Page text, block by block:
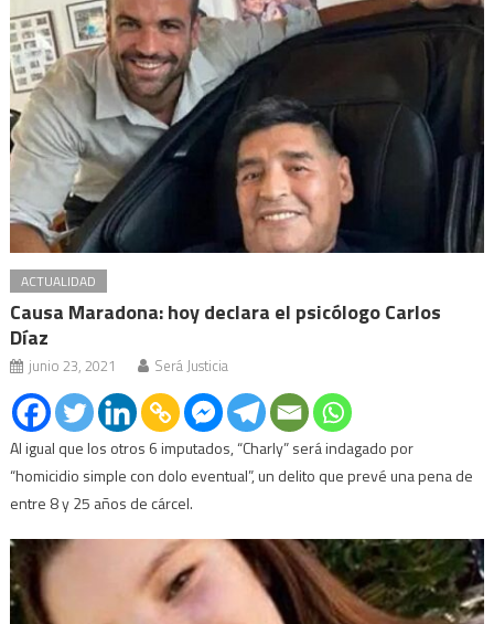
ACTUALIDAD
Causa Maradona: hoy declara el psicólogo Carlos
Díaz
junio 23, 2021 Será Justicia
Al igual que los otros 6 imputados, “Charly” será indagado por
“homicidio simple con dolo eventual”, un delito que prevé una pena de
entre 8 y 25 años de cárcel.